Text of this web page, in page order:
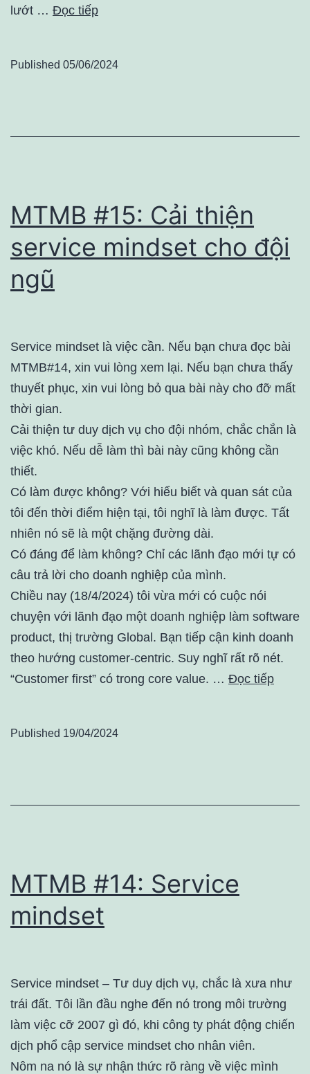
lướt … Đọc tiếp
Published 05/06/2024
MTMB #15: Cải thiện
service mindset cho đội
ngũ
Service mindset là việc cần. Nếu bạn chưa đọc bài
MTMB#14, xin vui lòng xem lại. Nếu bạn chưa thấy
thuyết phục, xin vui lòng bỏ qua bài này cho đỡ mất
thời gian.
Cải thiện tư duy dịch vụ cho đội nhóm, chắc chắn là
việc khó. Nếu dễ làm thì bài này cũng không cần
thiết.
Có làm được không? Với hiểu biết và quan sát của
tôi đến thời điểm hiện tại, tôi nghĩ là làm được. Tất
nhiên nó sẽ là một chặng đường dài.
Có đáng để làm không? Chỉ các lãnh đạo mới tự có
câu trả lời cho doanh nghiệp của mình.
Chiều nay (18/4/2024) tôi vừa mới có cuộc nói
chuyện với lãnh đạo một doanh nghiệp làm software
product, thị trường Global. Bạn tiếp cận kinh doanh
theo hướng customer-centric. Suy nghĩ rất rõ nét.
“Customer first” có trong core value. … Đọc tiếp
Published 19/04/2024
MTMB #14: Service
mindset
Service mindset – Tư duy dịch vụ, chắc là xưa như
trái đất. Tôi lần đầu nghe đến nó trong môi trường
làm việc cỡ 2007 gì đó, khi công ty phát động chiến
dịch phổ cập service mindset cho nhân viên.
Nôm na nó là sự nhận thức rõ ràng về việc mình